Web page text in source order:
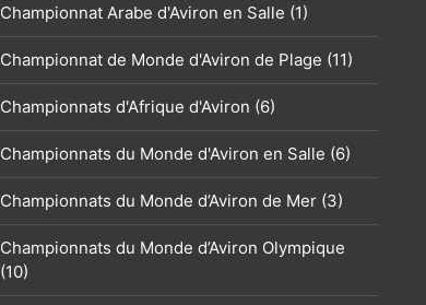
Championnat Arabe d'Aviron en Salle (1)
Championnat de Monde d'Aviron de Plage (11)
Championnats d'Afrique d'Aviron (6)
Championnats du Monde d'Aviron en Salle (6)
Championnats du Monde d’Aviron de Mer (3)
Championnats du Monde d’Aviron Olympique
(10)